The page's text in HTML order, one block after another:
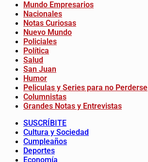
Mundo Empresarios
Nacionales
Notas Curiosas
Nuevo Mundo
Policiales
Política
Salud
San Juan
Humor
Peliculas y Series para no Perderse
Columnistas
Grandes Notas y Entrevistas
SUSCRÍBITE
Cultura y Sociedad
Cumpleaños
Deportes
Economía